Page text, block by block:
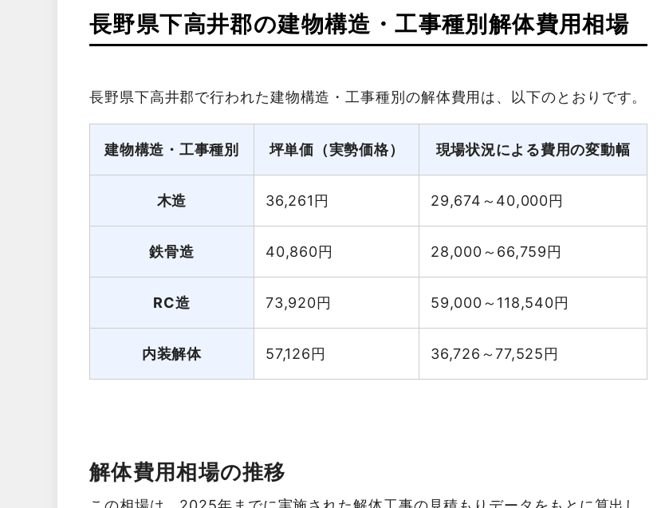
長野県下高井郡の建物構造・工事種別解体費用相場
長野県下高井郡で行われた建物構造・工事種別の解体費用は、以下のとおりです。
建物構造・工事種別 坪単価（実勢価格） 現場状況による費用の変動幅
木造 36,261 円 29,674～40,000円
鉄骨造 40,860円 28,000～66,759円
RC造 73,920円 59,000～118,540円
内装解体 57,126円 36,726～77,525円
解体費用相場の推移